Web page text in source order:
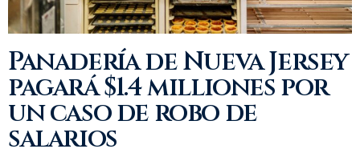
Panadería de Nueva Jersey
pagará $1.4 milliones por
un caso de robo de
salarios